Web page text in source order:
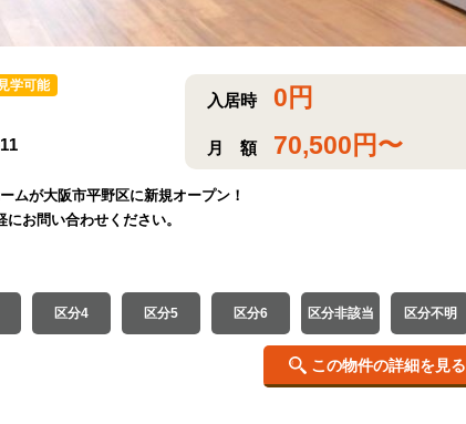
見学可能
入居時 0 円
月 額 70,500 円〜
ムが大阪市平野区に新規オープン！
お問い合わせください。
区分4 区分5 区分6 区分非該当 区分不明
この物件の詳細を見る